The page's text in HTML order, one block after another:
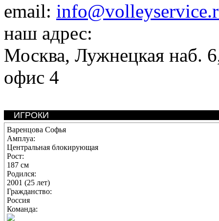
email:
наш адрес:
Москва, Лужнецкая наб.
офис 4
ИГРОКИ
Варенцова Софья
Амплуа:
Центральная блокирующая
Рост:
187 см
Родился:
2001 (25 лет)
Гражданство:
Россия
Команда: